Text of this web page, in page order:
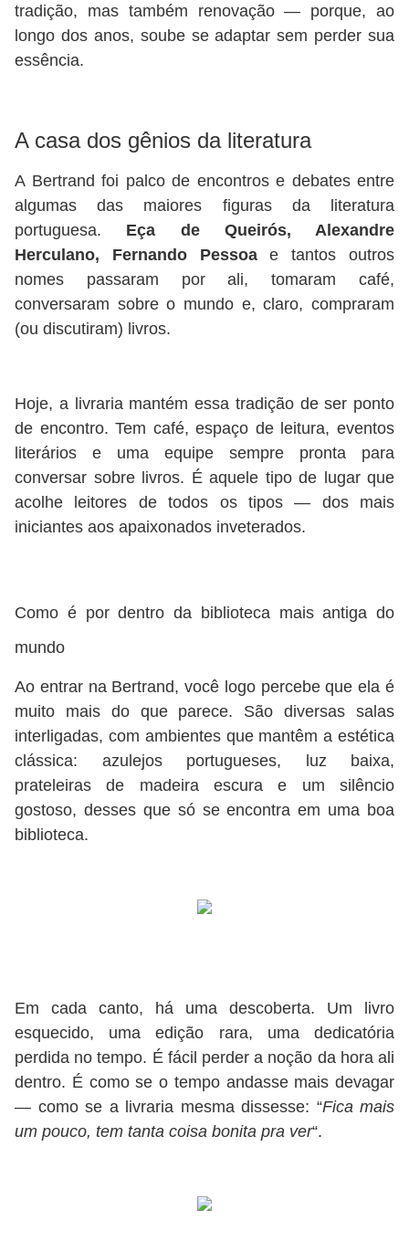
tradição, mas também renovação — porque, ao
longo dos anos, soube se adaptar sem perder sua
essência.
A casa dos gênios da literatura
A Bertrand foi palco de encontros e debates entre
algumas das maiores figuras da literatura
portuguesa. Eça de Queirós, Alexandre
Herculano, Fernando Pessoae tantos outros
nomes passaram por ali, tomaram café,
conversaram sobre o mundo e, claro, compraram
(ou discutiram) livros.
Hoje, a livraria mantém essa tradição de ser ponto
de encontro. Tem café, espaço de leitura, eventos
literários e uma equipe sempre pronta para
conversar sobre livros. É aquele tipo de lugar que
acolhe leitores de todos os tipos — dos mais
iniciantes aos apaixonados inveterados.
Como é por dentro da biblioteca mais antiga do
mundo
Ao entrar na Bertrand, você logo percebe que ela é
muito mais do que parece. São diversas salas
interligadas, com ambientes que mantêm a estética
clássica: azulejos portugueses, luz baixa,
prateleiras de madeira escura e um silêncio
gostoso, desses que só se encontra em uma boa
biblioteca.
Em cada canto, há uma descoberta. Um livro
esquecido, uma edição rara, uma dedicatória
perdida no tempo. É fácil perder a noção da hora ali
dentro. É como se o tempo andasse mais devagar
— como se a livraria mesma dissesse: “Fica mais
um pouco, tem tanta coisa bonita pra ver“.